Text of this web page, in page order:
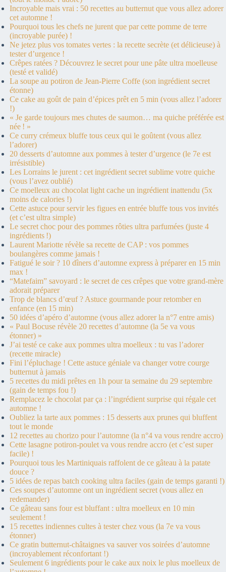
Incroyable mais vrai : 50 recettes au butternut que vous allez adorer
cet automne !
Pourquoi tous les chefs ne jurent que par cette pomme de terre
(incroyable purée) !
Ne jetez plus vos tomates vertes : la recette secrète (et délicieuse) à
tester d’urgence !
Crêpes ratées ? Découvrez le secret pour une pâte ultra moelleuse
(testé et validé)
La soupe au potiron de Jean-Pierre Coffe (son ingrédient secret
étonne)
Ce cake au goût de pain d’épices prêt en 5 min (vous allez l’adorer
!)
« Je garde toujours mes chutes de saumon… ma quiche préférée est
née ! »
Ce curry crémeux bluffe tous ceux qui le goûtent (vous allez
l’adorer)
20 desserts d’automne aux pommes à tester d’urgence (le 7e est
irrésistible)
Les Lorrains le jurent : cet ingrédient secret sublime votre quiche
(vous l’avez oublié)
Ce moelleux au chocolat light cache un ingrédient inattendu (5x
moins de calories !)
Cette astuce pour servir les figues en entrée bluffe tous vos invités
(et c’est ultra simple)
Le secret choc pour des pommes rôties ultra parfumées (juste 4
ingrédients !)
Laurent Mariotte révèle sa recette de CAP : vos pommes
boulangères comme jamais !
Fatigué le soir ? 10 dîners d’automne express à préparer en 15 min
max !
“Matefaim” savoyard : le secret de ces crêpes que votre grand-mère
adorait préparer
Trop de blancs d’œuf ? Astuce gourmande pour retomber en
enfance (en 15 min)
50 idées d’apéro d’automne (vous allez adorer la n°7 entre amis)
« Paul Bocuse révèle 20 recettes d’automne (la 5e va vous
étonner) »
J’ai testé ce cake aux pommes ultra moelleux : tu vas l’adorer
(recette miracle)
Fini l’épluchage ! Cette astuce géniale va changer votre courge
butternut à jamais
5 recettes du midi prêtes en 1h pour ta semaine du 29 septembre
(gain de temps fou !)
Remplacez le chocolat par ça : l’ingrédient surprise qui régale cet
automne !
Oubliez la tarte aux pommes : 15 desserts aux prunes qui bluffent
tout le monde
12 recettes au chorizo pour l’automne (la n°4 va vous rendre accro)
Cette lasagne potiron-poulet va vous rendre accro (et c’est super
facile) !
Pourquoi tous les Martiniquais raffolent de ce gâteau à la patate
douce ?
5 idées de repas batch cooking ultra faciles (gain de temps garanti !)
Ces soupes d’automne ont un ingrédient secret (vous allez en
redemander)
Ce gâteau sans four est bluffant : ultra moelleux en 10 min
seulement !
15 recettes indiennes cultes à tester chez vous (la 7e va vous
étonner)
Ce gratin butternut-châtaignes va sauver vos soirées d’automne
(incroyablement réconfortant !)
Seulement 6 ingrédients pour le cake aux noix le plus moelleux de